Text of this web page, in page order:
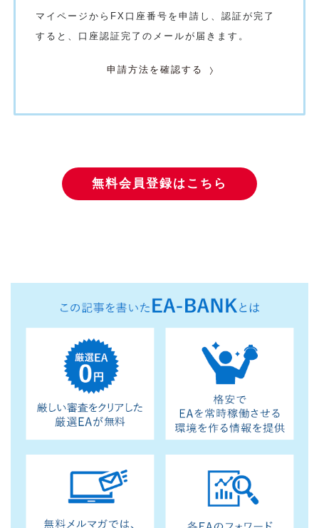
マイページからFX口座番号を申請し、認証が完了
すると、口座認証完了のメールが届きます。
申請方法を確認する
無料会員登録はこちら